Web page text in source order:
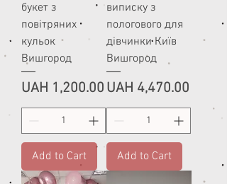
букет з
повітряних
кульок
Вишгород
Price
UAH 1,200.00
Add to Cart
виписку з
пологового для
дівчинки Київ
Вишгород
Price
UAH 4,470.00
Add to Cart